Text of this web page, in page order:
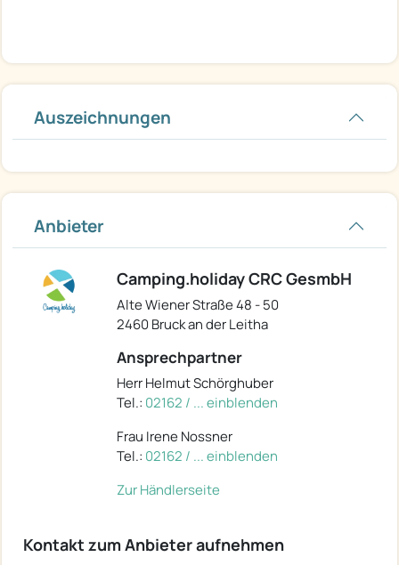
Auszeichnungen
Anbieter
Camping.holiday CRC GesmbH
Alte Wiener Straße 48 - 50
2460 Bruck an der Leitha
Ansprechpartner
Herr Helmut Schörghuber
Tel.: 02162 / ... einblenden
Frau Irene Nossner
Tel.: 02162 / ... einblenden
Zur Händlerseite
Kontakt zum Anbieter aufnehmen